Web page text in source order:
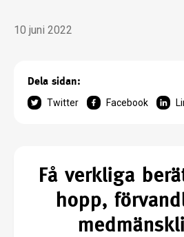
10 juni 2022
Dela sidan:
Twitter Facebook
Få verkliga
hopp,